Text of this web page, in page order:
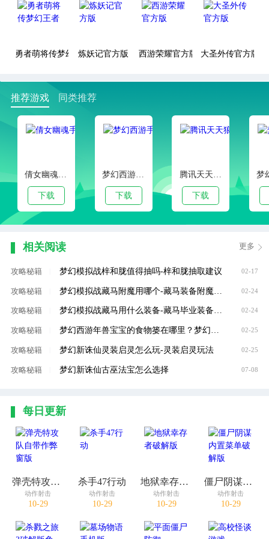
勇者萌将传梦幻王者炼妖记官方版 西游荣耀官方版 大圣外传官方版
推荐游戏 同类推荐
倩女幽魂手游官服版本
下载
梦幻西游手游客户端下载
下载
腾讯天天狼人杀官方安卓版
下载
相关阅读 更多
攻略秘籍 梦幻模拟战梓和胧值得抽吗-梓和胧抽取建议 02-17
攻略秘籍 02-24
攻略秘籍 梦幻模拟战藏马用什么装备-藏马毕业装备选择 02-24
攻略秘籍 梦幻西游年兽宝宝的食物篓在哪里？梦幻西游年兽宝宝的食物篓位置一览 02-25
攻略秘籍 梦幻新诛仙灵装启灵怎么玩-灵装启灵玩法 02-25
攻略秘籍 梦幻新诛仙古巫法宝怎么选择 07-08
每日更新
弹壳特攻队自带作弊窗版
动作射击
10-29
杀手47行动
动作射击
10-29
地狱幸存者破解版
动作射击
10-29
僵尸阴谋内置菜单破解版
动作射击
10-29